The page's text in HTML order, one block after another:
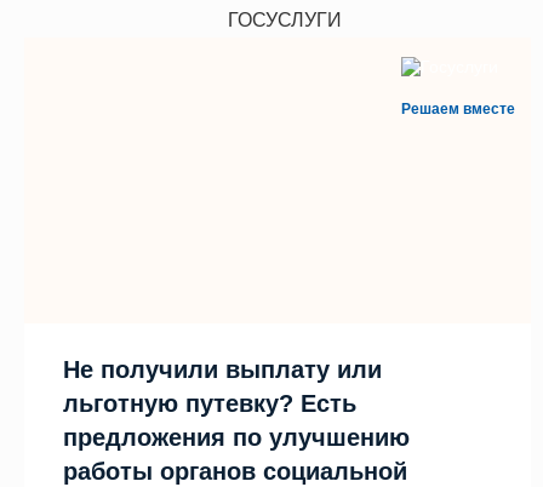
ГОСУСЛУГИ
Решаем вместе
Не получили выплату или
льготную путевку? Есть
предложения по улучшению
работы органов социальной